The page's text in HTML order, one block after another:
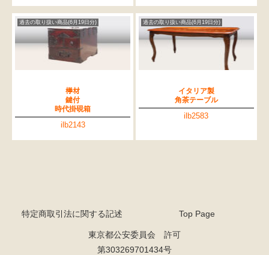
過去の取り扱い商品(6月19日分)
﨔材
鍵付
時代掛硯箱
ilb2143
過去の取り扱い商品(6月19日分)
イタリア製
角茶テーブル
ilb2583
特定商取引法に関する記述 Top Page
東京都公安委員会 許可
第303269701434号